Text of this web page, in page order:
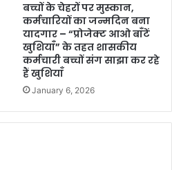
बच्चों के चेहरों पर मुस्कान,
कर्मचारियों का जन्मदिन बना
यादगार – “प्रोजेक्ट आओ बाँटें
खुशियाँ” के तहत शासकीय
कर्मचारी बच्चों संग साझा कर रहे
हैं खुशियाँ
January 6, 2026